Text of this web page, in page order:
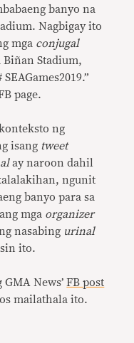
banyo na
Nagbigay ito
mga conjugal
Biñan Stadium,
SEAGames2019.”
page.
ng
isang tweet
ay naroon dahil
ngunit
banyo para sa
mga organizer
nasabing urinal
ito.
News’FB post
mailathala ito.